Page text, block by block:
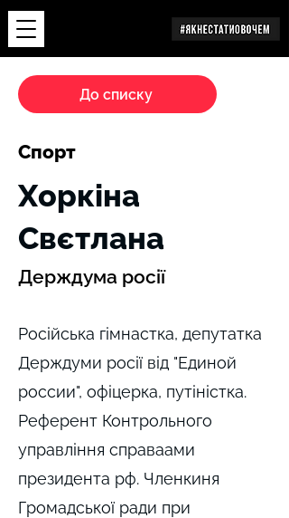
До списку
Спорт
Хоркіна
Свєтлана
Держдума росії
Російська гімнастка, депутатка
Держдуми росії від "Единой
россии", офіцерка, путіністка.
Референт Контрольного
управління справаами
президента рф. Членкиня
Громадської ради при